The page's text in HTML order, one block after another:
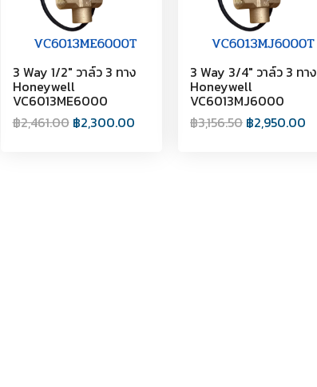
3 Way 1/2" วาล์ว 3 ทาง
Honeywell
VC6013ME6000
฿2,461.00 ฿2,300.00
3 Way 3/4" วาล์ว 3 ทาง
Honeywell
VC6013MJ6000
฿3,156.50 ฿2,950.00